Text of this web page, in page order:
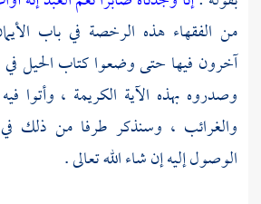
من الفقهاء هذه الرخصة في باب
آخرون فيها حتى وضعوا كتاب الحيل في
وصدروه بهذه الآية الكريمة ، وأتوا
والغرائب ، وسنذكر طرفا من ذلك
الوصول إليه إن شاء الله تعالى .